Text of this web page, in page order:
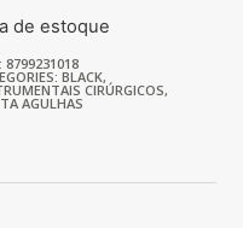
de estoque
8799231018
BLACK,
CIRÚRGICOS,
AGULHAS